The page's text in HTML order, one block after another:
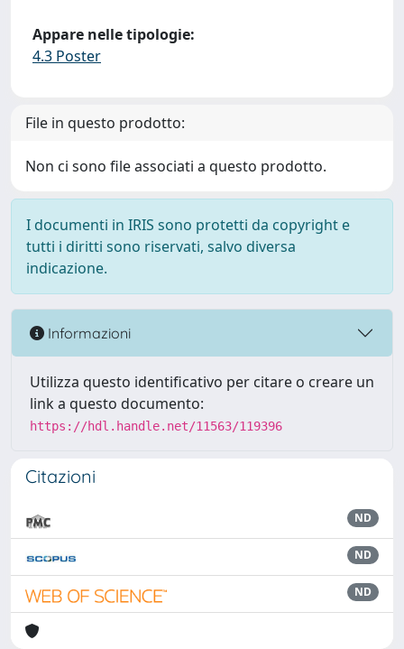
Appare nelle tipologie:
4.3 Poster
File in questo prodotto:
Non ci sono file associati a questo prodotto.
I documenti in IRIS sono protetti da copyright e
tutti i diritti sono riservati, salvo diversa
indicazione.
Informazioni
Utilizza questo identificativo per citare o creare un
link a questo documento:
https://hdl.handle.net/11563/119396
Citazioni
ND
ND
ND